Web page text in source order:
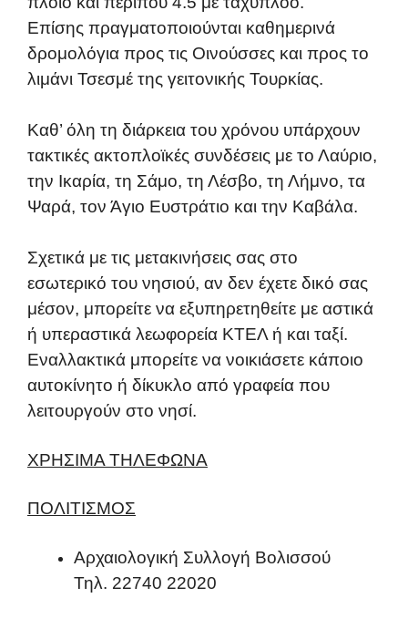
Επίσης πραγματοποιούνται καθημερινά
δρομολόγια προς τις Οινούσσες και προς το
λιμάνι Τσεσμέ της γειτονικής Τουρκίας.
Καθ’ όλη τη διάρκεια του χρόνου υπάρχουν
τακτικές ακτοπλοϊκές συνδέσεις με το Λαύριο,
την Ικαρία, τη Σάμο, τη Λέσβο, τη Λήμνο, τα
Ψαρά, τον Άγιο Ευστράτιο και την Καβάλα.
Σχετικά με τις μετακινήσεις σας στο
εσωτερικό του νησιού, αν δεν έχετε δικό σας
μέσον, μπορείτε να εξυπηρετηθείτε με αστικά
ή υπεραστικά λεωφορεία ΚΤΕΛ ή και ταξί.
Εναλλακτικά μπορείτε να νοικιάσετε κάποιο
αυτοκίνητο ή δίκυκλο από γραφεία που
λειτουργούν στο νησί.
ΧΡΗΣΙΜΑ ΤΗΛΕΦΩΝΑ
ΠΟΛΙΤΙΣΜΟΣ
Αρχαιολογική Συλλογή Βολισσού
Τηλ. 22740 22020